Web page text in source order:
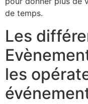
de temps.
Les
les